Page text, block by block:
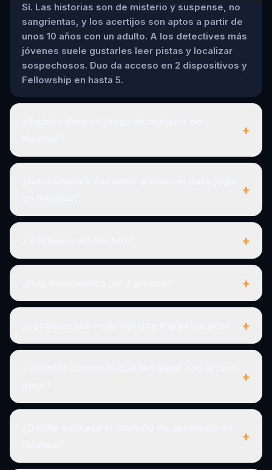
Sí. Las historias son de misterio y suspense, no
sangrientas, y los acertijos son aptos a partir de
unos 10 años con un adulto. A los detectives más
jóvenes suele gustarles leer pistas y localizar
sospechosos. Duo da acceso en 2 dispositivos y
Fellowship en hasta 5.
+
+
+
+
+
+
+